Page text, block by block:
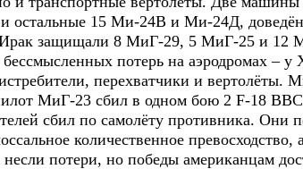
остальные 15 Ми-24В и Ми-24Д,
защищали 8 МиГ-29, 5 МиГ-25 и 12
потерь на аэродромах –
перехватчики и
МиГ-23 сбил в одном бою 2 F-18
сбил по самолёту противника. Они
количественное превосходство,
потери, но победы американцам